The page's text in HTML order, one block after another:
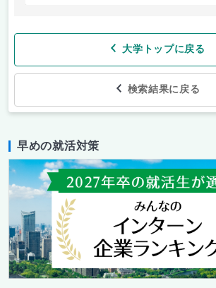
大学トップに戻る
検索結果に戻る
早めの就活対策